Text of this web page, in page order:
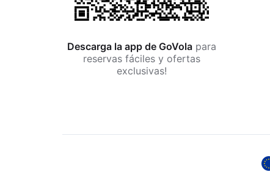
Descarga la app de GoVola para
reservas fáciles y ofertas
exclusivas!